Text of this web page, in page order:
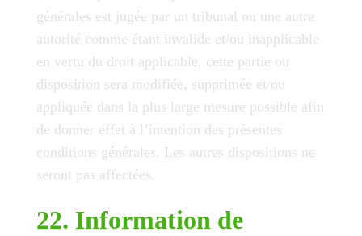
générales est jugée par un tribunal ou une autre
autorité comme étant invalide et/ou inapplicable
en vertu du droit applicable, cette partie ou
disposition sera modifiée, supprimée et/ou
appliquée dans la plus large mesure possible afin
de donner effet à l’intention des présentes
conditions générales. Les autres dispositions ne
seront pas affectées.
22. Information de